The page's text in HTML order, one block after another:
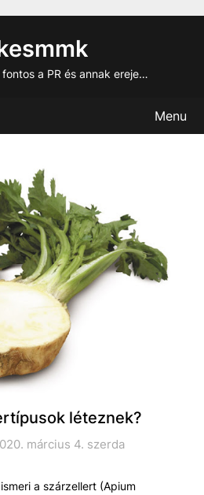
a PR és annak ereje…
Menu
léteznek?
március 4. szerda
a szárzellert (Apium